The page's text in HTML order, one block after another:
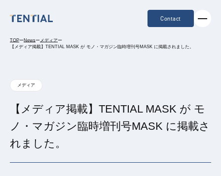
Contact
TOPーNewsーメディアー
【メディア掲載】TENTIAL MASK が モノ・マガジン臨時増刊号MASK に掲載されました。
メディア
【メディア掲載】TENTIAL MASK が モ
ノ・マガジン臨時増刊号MASK に掲載さ
れました。